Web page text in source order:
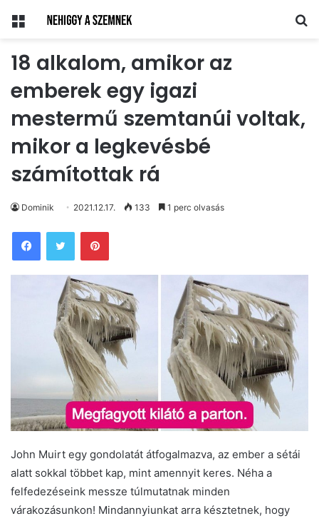
Menü
18 alkalom, amikor az
emberek egy igazi
mestermű szemtanúi voltak,
mikor a legkevésbé
számítottak rá
Dominik 2021.12.17. 133 1 perc olvasás
Pinterest
John Muirt egy gondolatát átfogalmazva, az ember a sétái
alatt sokkal többet kap, mint amennyit keres. Néha a
felfedezéseink messze túlmutatnak minden
várakozásunkon! Mindannyiunkat arra késztetnek, hogy